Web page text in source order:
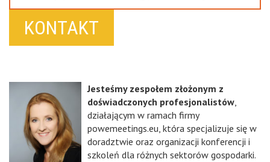
KONTAKT
Jesteśmy zespołem złożonym z
doświadczonych profesjonalistów,
działającym w ramach firmy
powemeetings.eu, która specjalizuje się w
doradztwie oraz organizacji konferencji i
szkoleń dla różnych sektorów gospodarki.